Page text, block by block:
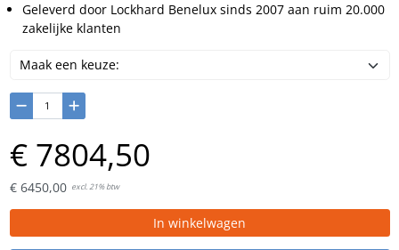
Geleverd door Lockhard Benelux sinds 2007 aan ruim 20.000
zakelijke klanten
€ 7804,50
€ 6450,00 excl. 21% btw
In winkelwagen